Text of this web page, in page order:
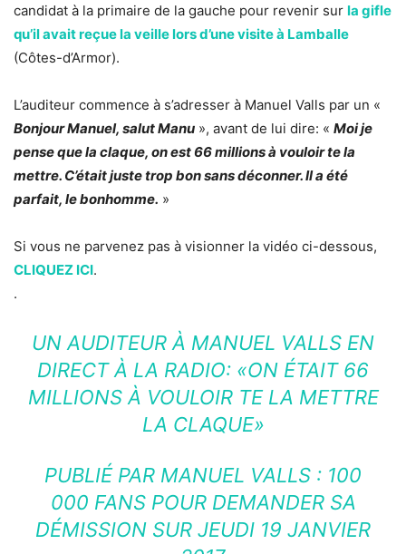
candidat à la primaire de la gauche pour revenir sur la gifle
qu’il avait reçue la veille lors d’une visite à Lamballe
(Côtes-d’Armor).
L’auditeur commence à s’adresser à Manuel Valls par un «
Bonjour Manuel, salut Manu », avant de lui dire: « Moi je
pense que la claque, on est 66 millions à vouloir te la
mettre. C’était juste trop bon sans déconner. Il a été
parfait, le bonhomme. »
Si vous ne parvenez pas à visionner la vidéo ci-dessous,
CLIQUEZ ICI.
.
UN AUDITEUR À MANUEL VALLS EN
DIRECT À LA RADIO: «ON ÉTAIT 66
MILLIONS À VOULOIR TE LA METTRE
LA CLAQUE»
PUBLIÉ PAR MANUEL VALLS : 100
000 FANS POUR DEMANDER SA
DÉMISSION SUR JEUDI 19 JANVIER